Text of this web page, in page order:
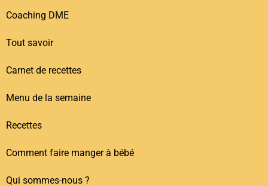
Coaching DME
Tout savoir
Carnet de recettes
Menu de la semaine
Recettes
Comment faire manger à bébé
Qui sommes-nous ?